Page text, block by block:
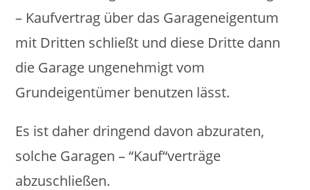
– Kaufvertrag über das Garageneigentum
mit Dritten schließt und diese Dritte dann
die Garage ungenehmigt vom
Grundeigentümer benutzen lässt.
Es ist daher dringend davon abzuraten,
solche Garagen – “Kauf“verträge
abzuschließen.